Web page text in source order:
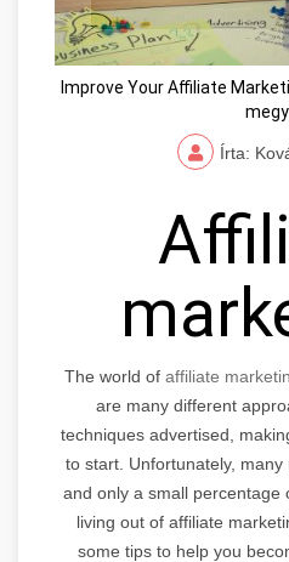
Improve Your Affiliate
Írta:
The world of affiliate
are many different
techniques advertised,
to start. Unfortunately,
and only a small percentage
living out of affiliate
some tips to help you